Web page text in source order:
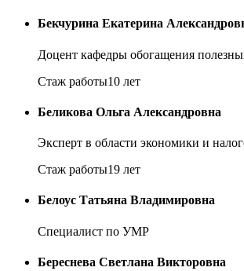
Бекчурина Екатерина
Доцент кафедры обогащения
Стаж работы10 лет
Беликова Ольга Александровна
Эксперт в области экономики и
Стаж работы19 лет
Белоус Татьяна Владимировна
Специалист по УМР
Береснева Светлана Викторовна